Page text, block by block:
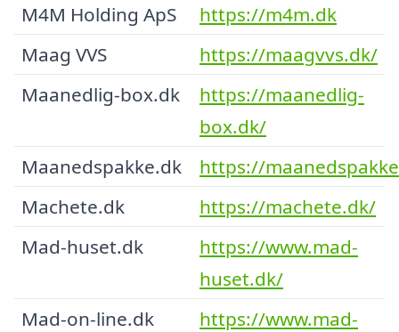
M4M Holding ApS
https://m4m.dk
Maag VVS
https://maagvvs.dk/
Maanedlig-box.dk
https://maanedlig-
box.dk/
Maanedspakke.dk
https://
Machete.dk
https://machete.dk/
Mad-huset.dk
https://www.mad-
huset.dk/
Mad-on-line.dk
https://www.mad-